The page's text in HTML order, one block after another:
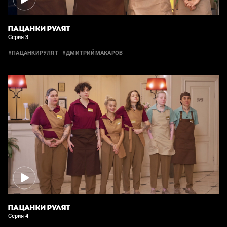
ПАЦАНКИ РУЛЯТ
Серия 3
#ПАЦАНКИРУЛЯТ #ДМИТРИЙМАКАРОВ
ПАЦАНКИ РУЛЯТ
Серия 4